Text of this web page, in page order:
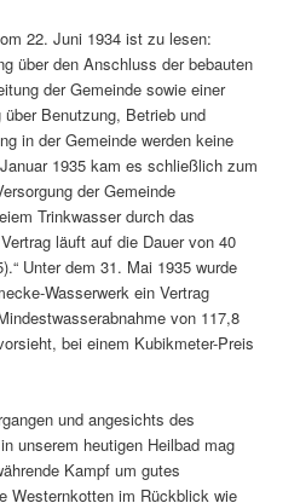
22. Juni 1934 ist zu lesen:
über den Anschluss der bebauten
der Gemeinde sowie einer
Benutzung, Betrieb und
in der Gemeinde werden keine
1935 kam es schließlich zum
der Gemeinde
Trinkwasser durch das
läuft auf die Dauer von 40
Unter dem 31. Mai 1935 wurde
Wasserwerk ein Vertrag
von 117,8
bei einem Kubikmeter-Preis
und angesichts des
unserem heutigen Heilbad mag
Kampf um gutes
Westernkotten im Rückblick wie